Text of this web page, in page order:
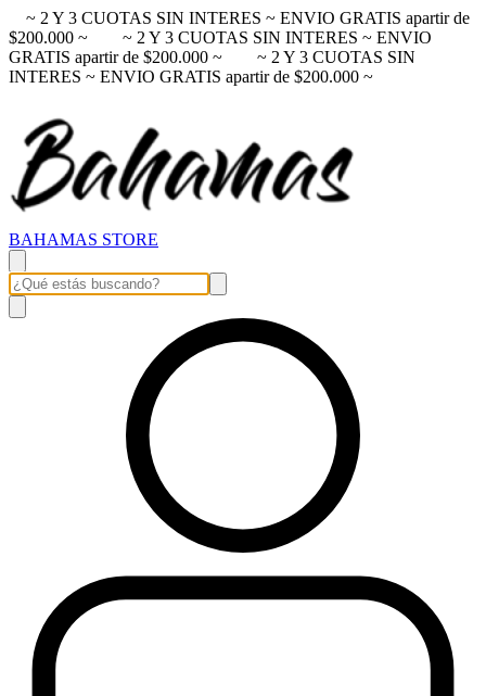
~ 2 Y 3 CUOTAS SIN INTERES ~ ENVIO GRATIS apartir de
$200.000 ~
~ 2 Y 3 CUOTAS SIN INTERES ~ ENVIO
GRATIS apartir de $200.000 ~
~ 2 Y 3 CUOTAS SIN
INTERES ~ ENVIO GRATIS apartir de $200.000 ~
BAHAMAS STORE